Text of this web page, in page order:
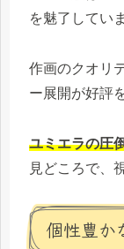
を魅了してい
作画のクオリ
ー展開が好評
ユミエラの圧
見どころで、
個性豊か